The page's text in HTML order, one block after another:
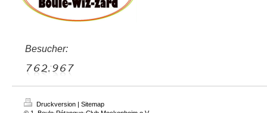
Besucher:
Druckversion | Sitemap